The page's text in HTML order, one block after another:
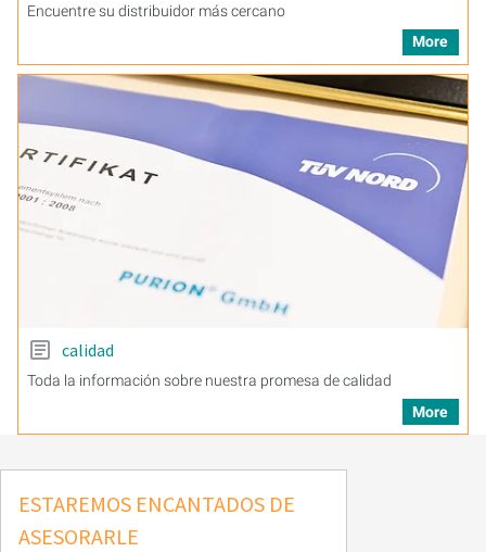
Encuentre su distribuidor más cercano
More
calidad
Toda la información sobre nuestra promesa de calidad
More
ESTAREMOS ENCANTADOS DE
ASESORARLE